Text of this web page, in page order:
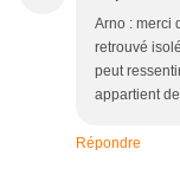
Arno : merci
retrouvé
peut
appartient
Répondre